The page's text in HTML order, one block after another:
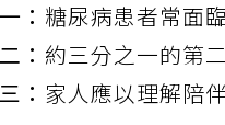
： 糖尿病患者常面
： 約三分之一的第
： 家人應以理解陪